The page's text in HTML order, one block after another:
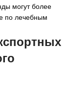
могут более
по лечебным